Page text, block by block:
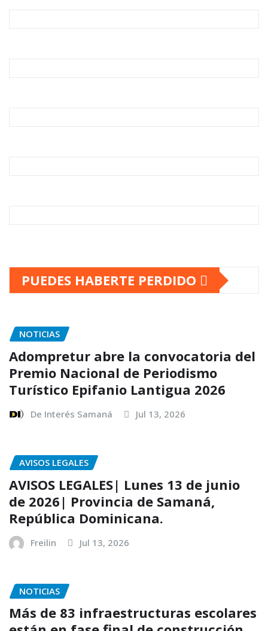
PUEDES HABERTE PERDIDO
NOTICIAS
Adompretur abre la convocatoria del
Premio Nacional de Periodismo
Turístico Epifanio Lantigua 2026
De Interés Samaná Jul 13, 2026
AVISOS LEGALES
AVISOS LEGALES| Lunes 13 de junio
de 2026| Provincia de Samaná,
República Dominicana.
Freilin Jul 13, 2026
NOTICIAS
Más de 83 infraestructuras escolares